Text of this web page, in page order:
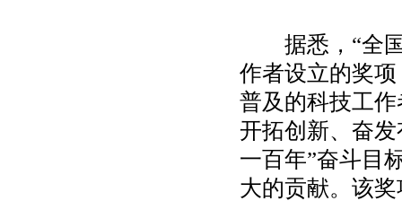
据悉，“全国
作者设立的奖
普及的科技工
开拓创新、奋
一百年”奋斗目
大的贡献。该